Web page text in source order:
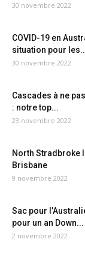
30 novembre 2022
COVID-19 en
situation pour
30 novembre 2022
Cascades à ne
: notre top...
23 novembre 2022
North Stradbroke
Brisbane
9 novembre 2022
Sac pour
pour un an Down...
2 novembre 2022